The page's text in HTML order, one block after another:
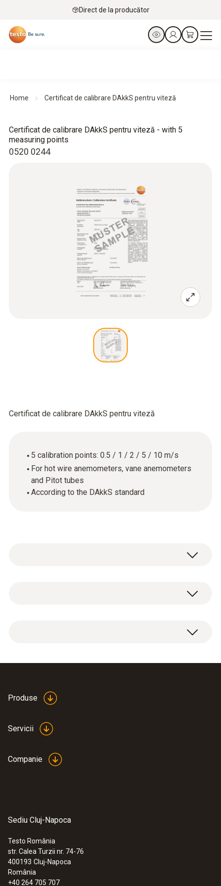
Direct de la producător
Home Certificat de calibrare DAkkS pentru viteză
0520 0244
Certificat de calibrare DAkkS pentru viteză - with 5
measuring points
Certificat de calibrare DAkkS pentru viteză
5 calibration points: 0.5 / 1 / 2 / 5 / 10 m/s
For hot wire anemometers, vane anemometers
and Pitot tubes
According to the DAkkS standard
:0635 1570
Cap de sondă cu fir cald, inclusiv
senzor de temperatură și umiditate
Produse
Servicii
Companie
Sediu Cluj-Napoca
Testo România
str. Calea Turzii nr. 74-76
400193 Cluj-Napoca
România
+40 264 705 707